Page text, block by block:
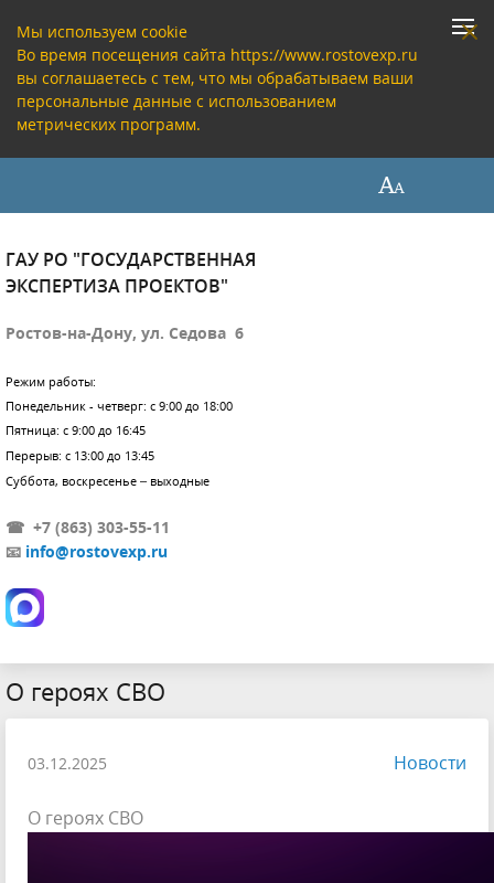
Мы используем cookie
Во время посещения сайта https://www.rostovexp.ru
вы соглашаетесь с тем, что мы обрабатываем ваши
персональные данные с использованием
метрических программ.
ГАУ РО "ГОСУДАРСТВЕННАЯ
ЭКСПЕРТИЗА ПРОЕКТОВ"
Ростов-на-Дону, ул. Седова 6
Режим работы:
Понедельник - четверг: с 9:00 до 18:00
Пятница: с 9:00 до 16:45
Перерыв: с 13:00 до 13:45
Суббота, воскресенье – выходные
☎ +7 (863) 303-55-11
📧 info@rostovexp.ru
О героях СВО
03.12.2025 Новости
О героях СВО